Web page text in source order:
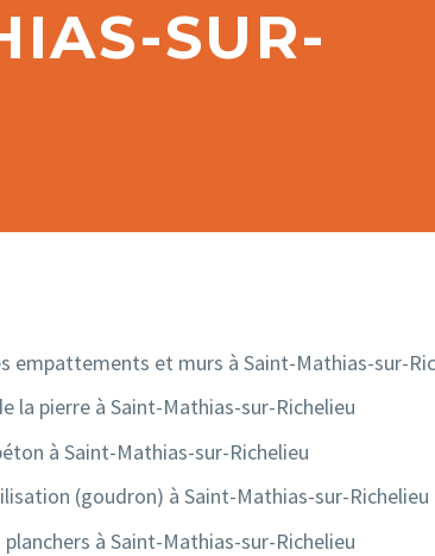
SUR-
empattements et murs à Saint-Mathias-sur-
la pierre à Saint-Mathias-sur-Richelieu
à Saint-Mathias-sur-Richelieu
(goudron) à Saint-Mathias-sur-Richelieu
à Saint-Mathias-sur-Richelieu